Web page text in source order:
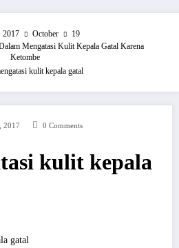
2017 October
19
Mengatasi Kulit Kepala Gatal Karena
Ketombe
kulit kepala gatal
2017 0 Comments
kulit kepala